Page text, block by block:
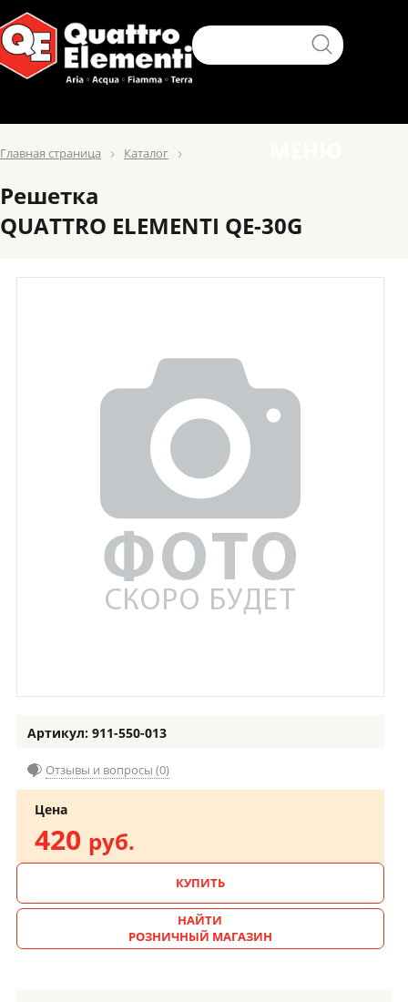
Главная страница Каталог
Решетка
QUATTRO ELEMENTI QE-30G
Артикул: 911-550-013
Отзывы и вопросы (0)
Цена
420 руб.
КУПИТЬ
НАЙТИ
РОЗНИЧНЫЙ МАГАЗИН